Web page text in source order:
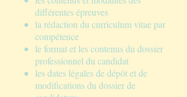
différentes épreuves
la rédaction du curriculum vitae par
compétence
le format et les contenus du dossier
professionnel du candidat
les dates légales de dépôt et de
modifications du dossier de